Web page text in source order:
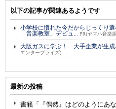
以下の記事が関連あるようです
小学校に慣れた今だからじっくり
「音楽教室」デビュ... PR(ヤマハ音楽
大阪ガスに学ぶ！ 大手企業が生成
エンタープライズ)
最新の投稿
書籍「『偶然』はどのようにあ